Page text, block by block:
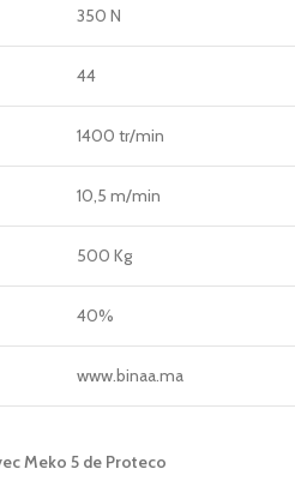
350 N
44
1400 tr/min
10,5 m/min
500 Kg
40%
www.binaa.ma
Meko 5 de Proteco